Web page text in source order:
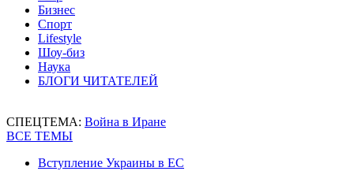
Бизнес
Спорт
Lifestyle
Шоу-биз
Наука
БЛОГИ ЧИТАТЕЛЕЙ
СПЕЦТЕМА: Война в Иране
ВСЕ ТЕМЫ
Вступление Украины в ЕС